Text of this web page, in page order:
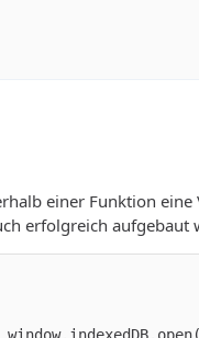
einer Funktion
erfolgreich aufgebaut